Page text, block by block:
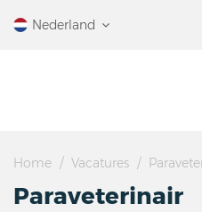
directNederland
Home Vacatures
Paraveterinair